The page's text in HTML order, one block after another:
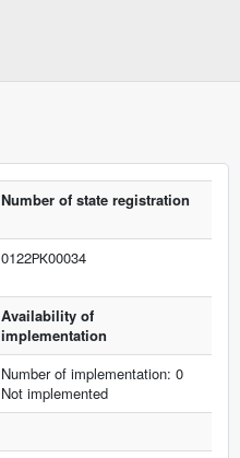
Number of state registration
0122РК00034
Availability of
implementation
Number of implementation: 0
Not implemented